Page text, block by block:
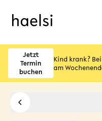
Jetzt
Termin
buchen
Kind krank?
am